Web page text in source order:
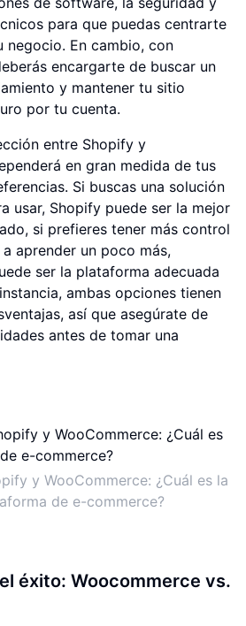
para que puedas centrarte
negocio. En cambio, con
encargarte de buscar un
y mantener tu sitio
por tu cuenta.
entre Shopify y
en gran medida de tus
Si buscas una solución
usar, Shopify puede ser la mejor
si prefieres tener más control
aprender un poco más,
ser la plataforma adecuada
ambas opciones tienen
así que asegúrate de
antes de tomar una
y WooCommerce: ¿Cuál es la
de e-commerce?
éxito: Woocommerce vs.